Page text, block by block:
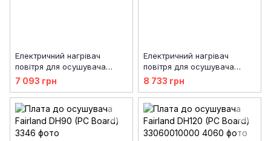
Електричний нагрівач
повітря для осушувача
Fairland IDHR60
7 093 грн
Електричний нагрівач
повітря для осушувача
Fairland IDHR96/120
8 733 грн